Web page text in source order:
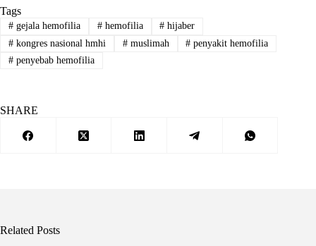
Tags
#gejala hemofilia #hemofilia # hijaber
#kongres nasional hmhi #muslimah # penyakit hemofilia
#penyebab hemofilia
SHARE
Related Posts